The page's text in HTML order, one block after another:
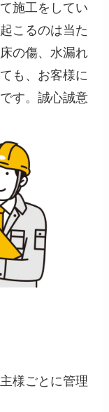
施工をしてい
こるのは当た
の傷、水漏れ
も、お客様に
す。誠心誠意
様ごとに管理